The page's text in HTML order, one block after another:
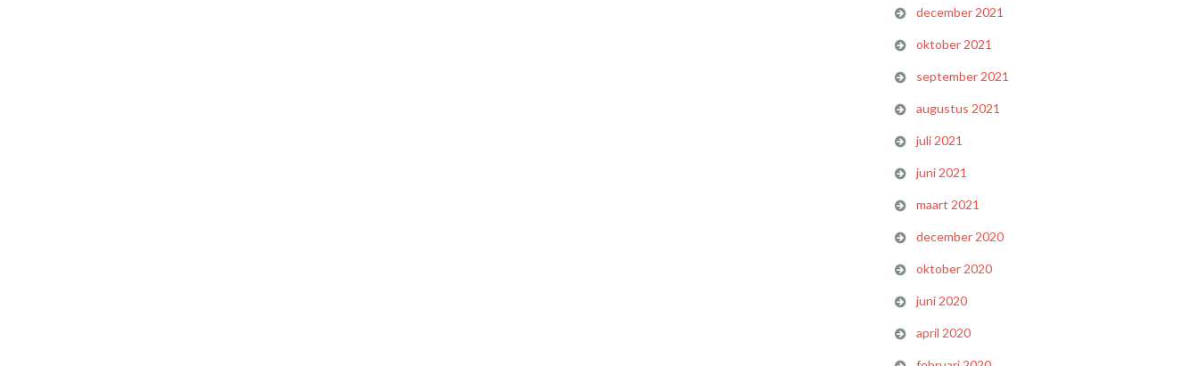
december 2021
oktober 2021
september 2021
augustus 2021
juli 2021
juni 2021
maart 2021
december 2020
oktober 2020
juni 2020
april 2020